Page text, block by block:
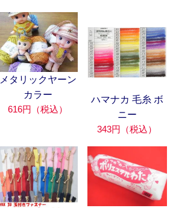
メタリックヤーン
カラー
616円（税込）
ハマナカ 毛糸 ボ
ニー
343円（税込）